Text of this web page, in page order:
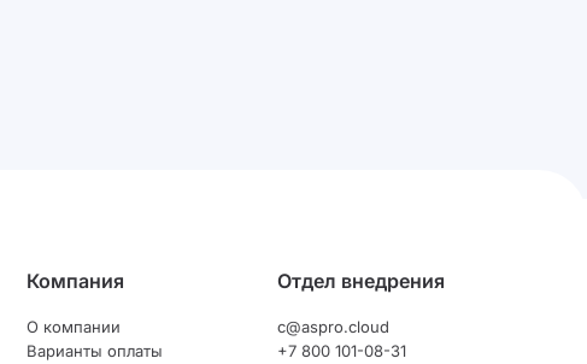
Компания
О компании
Варианты оплаты
Отдел внедрения
c@aspro.cloud
+7 800 101-08-31